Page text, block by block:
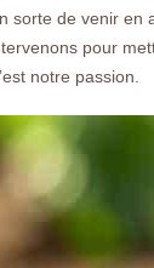
sorte de venir en
pour
notre passion.